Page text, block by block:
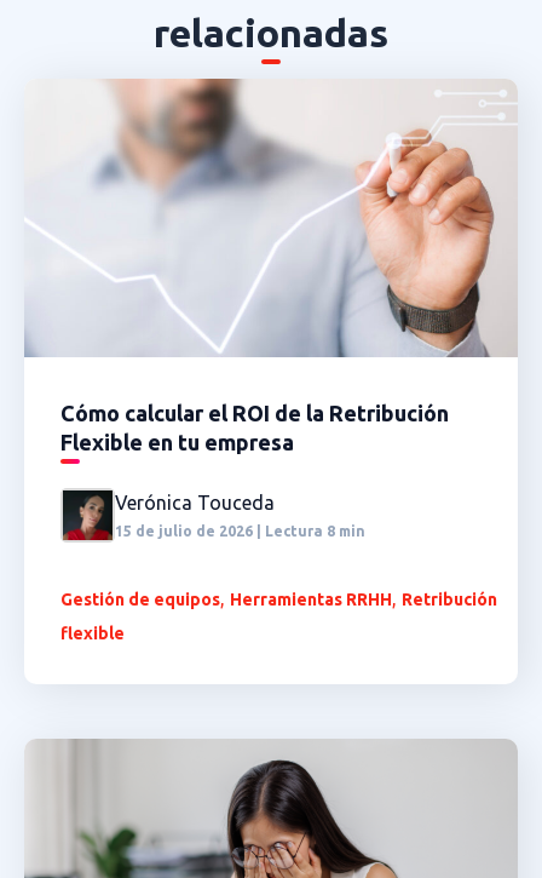
relacionadas
Cómo calcular el ROI de la Retribución
Flexible en tu empresa
Verónica Touceda
15 de julio de 2026 | Lectura 8 min
Gestión de equipos, Herramientas RRHH, Retribución
flexible